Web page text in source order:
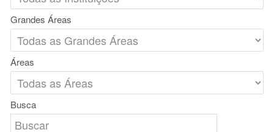
Grandes Áreas
Áreas
Busca